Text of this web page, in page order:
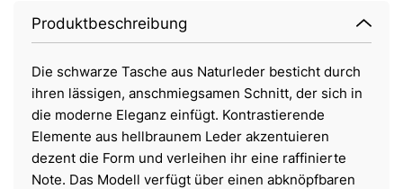
Produktbeschreibung
Die schwarze Tasche aus Naturleder besticht durch
ihren lässigen, anschmiegsamen Schnitt, der sich in
die moderne Eleganz einfügt. Kontrastierende
Elemente aus hellbraunem Leder akzentuieren
dezent die Form und verleihen ihr eine raffinierte
Note. Das Modell verfügt über einen abknöpfbaren